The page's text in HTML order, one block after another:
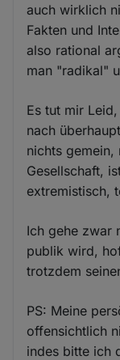
auch wirklich
Fakten und
also rational
man "radikal"
Es tut mir
nach
nichts gemein,
Gesellschaft,
extremistisch,
Ich gehe zwar
publik wird,
trotzdem
PS: Meine
offensichtlich
indes bitte ich